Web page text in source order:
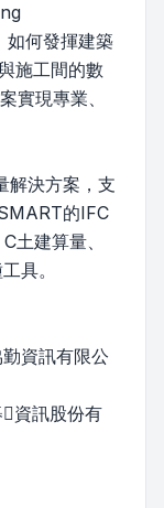
何發揮建築
施工間的數
實現專業、
解決方案，支
的IFC
土建算量、
具。
資訊有限公
資訊股份有